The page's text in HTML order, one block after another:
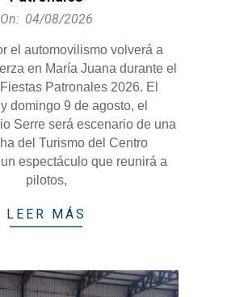
On: 04/08/2026
el automovilismo volverá a
en María Juana durante el
Patronales 2026. El
domingo 9 de agosto, el
Serre será escenario de una
del Turismo del Centro
espectáculo que reunirá a
pilotos,
LEER MÁS